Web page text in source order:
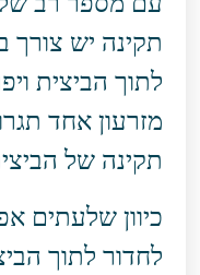
תקינה יש צורך
לתוך הביצית
מזרעון אחד
תקינה של
כיוון שלעתים
לחדור לתוך